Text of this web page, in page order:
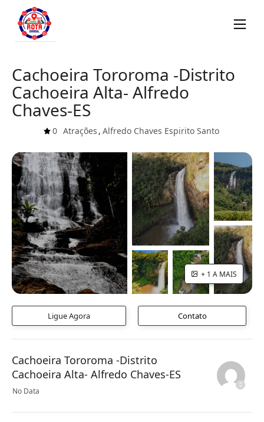
Cachoeira Tororoma -Distrito
Cachoeira Alta- Alfredo
Chaves-ES
0 Atrações , Alfredo Chaves Espirito Santo
+ 1 A MAIS
Ligue Agora Contato
Cachoeira Tororoma -Distrito
Cachoeira Alta- Alfredo Chaves-ES
No Data